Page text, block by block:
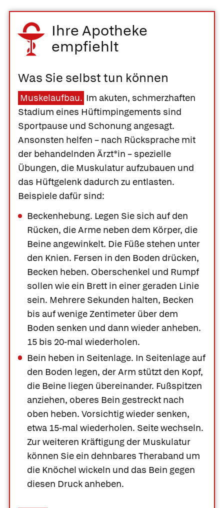
Ihre Apotheke
empfiehlt
Was Sie selbst tun können
Muskelaufbau. Im akuten, schmerzhaften
Stadium eines Hüftimpingements sind
Sportpause und Schonung angesagt.
Ansonsten helfen – nach Rücksprache mit
der behandelnden Ärzt*in – spezielle
Übungen, die Muskulatur aufzubauen und
das Hüftgelenk dadurch zu entlasten.
Beispiele dafür sind:
Beckenhebung. Legen Sie sich auf den
Rücken, die Arme neben dem Körper, die
Beine angewinkelt. Die Füße stehen unter
den Knien. Fersen in den Boden drücken,
Becken heben. Oberschenkel und Rumpf
sollen wie ein Brett in einer geraden Linie
sein. Mehrere Sekunden halten, Becken
bis auf wenige Zentimeter über dem
Boden senken und dann wieder anheben.
15 bis 20-mal wiederholen.
Bein heben in Seitenlage. In Seitenlage auf
den Boden legen, der Arm stützt den Kopf,
die Beine liegen übereinander. Fußspitzen
anziehen, oberes Bein gestreckt nach
oben heben. Vorsichtig wieder senken,
etwa 15-mal wiederholen. Seite wechseln.
Zur weiteren Kräftigung der Muskulatur
können Sie ein dehnbares Theraband um
die Knöchel wickeln und das Bein gegen
diesen Druck anheben.